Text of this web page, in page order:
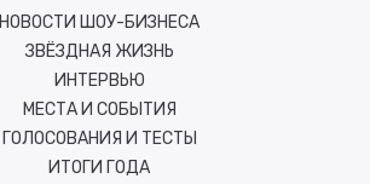
НОВОСТИ ШОУ-БИЗНЕСА
ЗВЁЗДНАЯ ЖИЗНЬ
ИНТЕРВЬЮ
МЕСТА И СОБЫТИЯ
ГОЛОСОВАНИЯ И ТЕСТЫ
ИТОГИ ГОДА